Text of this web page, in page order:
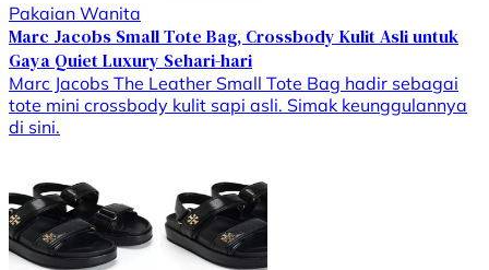
Pakaian Wanita
Marc Jacobs Small Tote Bag, Crossbody Kulit Asli untuk
Gaya Quiet Luxury Sehari-hari
Marc Jacobs The Leather Small Tote Bag hadir sebagai
tote mini crossbody kulit sapi asli. Simak keunggulannya
di sini.